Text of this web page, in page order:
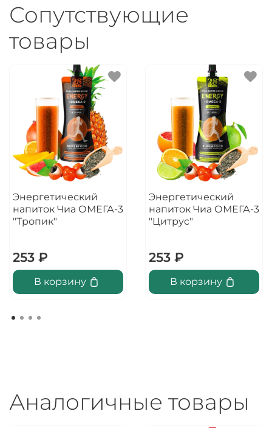
Сопутствующие
товары
Энергетический
напиток Чиа ОМЕГА-3
"Тропик"
253 ₽
В корзину
Энергетический
напиток Чиа ОМЕГА-3
"Цитрус"
253 ₽
В корзину
Аналогичные товары